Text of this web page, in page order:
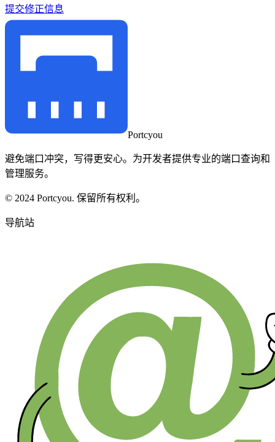
提交修正信息
Portcyou
避免端口冲突，写得更安心。为开发者提供专业的端口查询和
管理服务。
© 2024 Portcyou. 保留所有权利。
导航站